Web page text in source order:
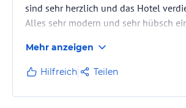
sind sehr herzlich und das Hotel
Alles sehr modern und sehr hübsch
Mehr anzeigen
Hilfreich Teilen